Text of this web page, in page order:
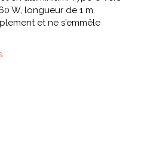
W, longueur de 1 m.
et ne s'emmêle